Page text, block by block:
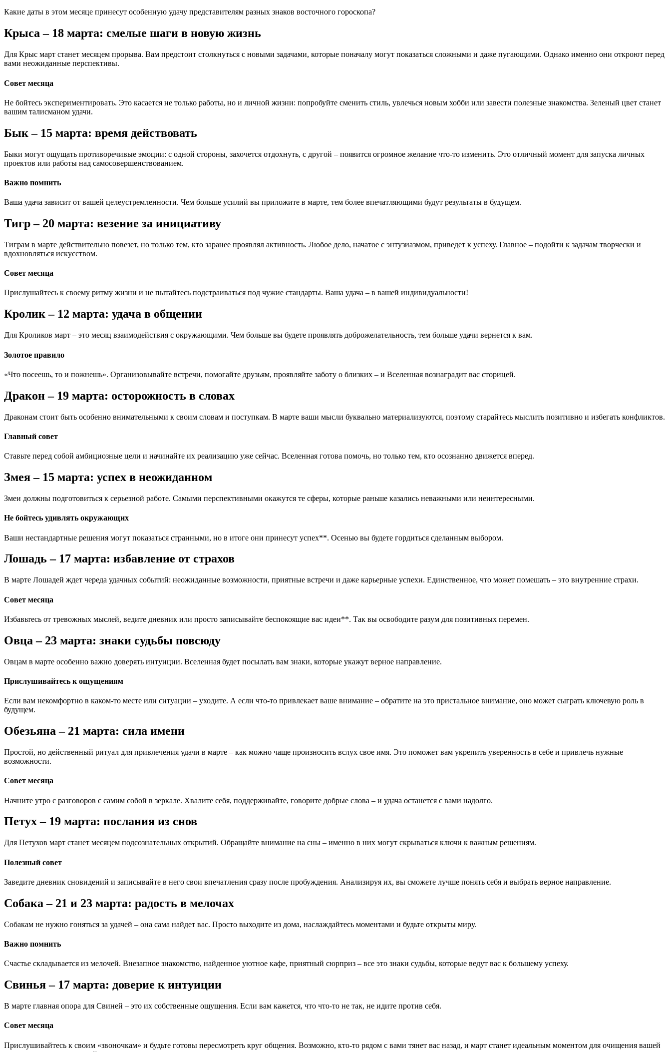
Какие даты в этом месяце принесут особенную удачу представителям разных знаков восточного гороскопа?
Крыса – 18 марта: смелые шаги в новую жизнь
Для Крыс март станет месяцем прорыва. Вам предстоит столкнуться с новыми задачами, которые поначалу могут показаться сложными и даже пугающими. Однако именно они откроют перед
вами неожиданные перспективы.
Совет месяца
Не бойтесь экспериментировать. Это касается не только работы, но и личной жизни: попробуйте сменить стиль, увлечься новым хобби или завести полезные знакомства. Зеленый цвет станет
вашим талисманом удачи.
Бык – 15 марта: время действовать
Быки могут ощущать противоречивые эмоции: с одной стороны, захочется отдохнуть, с другой – появится огромное желание что-то изменить. Это отличный момент для запуска личных
проектов или работы над самосовершенствованием.
Важно помнить
Ваша удача зависит от вашей целеустремленности. Чем больше усилий вы приложите в марте, тем более впечатляющими будут результаты в будущем.
Тигр – 20 марта: везение за инициативу
Тиграм в марте действительно повезет, но только тем, кто заранее проявлял активность. Любое дело, начатое с энтузиазмом, приведет к успеху. Главное – подойти к задачам творчески и
вдохновляться искусством.
Совет месяца
Прислушайтесь к своему ритму жизни и не пытайтесь подстраиваться под чужие стандарты. Ваша удача – в вашей индивидуальности!
Кролик – 12 марта: удача в общении
Для Кроликов март – это месяц взаимодействия с окружающими. Чем больше вы будете проявлять доброжелательность, тем больше удачи вернется к вам.
Золотое правило
«Что посеешь, то и пожнешь». Организовывайте встречи, помогайте друзьям, проявляйте заботу о близких – и Вселенная вознаградит вас сторицей.
Дракон – 19 марта: осторожность в словах
Драконам стоит быть особенно внимательными к своим словам и поступкам. В марте ваши мысли буквально материализуются, поэтому старайтесь мыслить позитивно и избегать конфликтов.
Главный совет
Ставьте перед собой амбициозные цели и начинайте их реализацию уже сейчас. Вселенная готова помочь, но только тем, кто осознанно движется вперед.
Змея – 15 марта: успех в неожиданном
Змеи должны подготовиться к серьезной работе. Самыми перспективными окажутся те сферы, которые раньше казались неважными или неинтересными.
Не бойтесь удивлять окружающих
Ваши нестандартные решения могут показаться странными, но в итоге они принесут успех**. Осенью вы будете гордиться сделанным выбором.
Лошадь – 17 марта: избавление от страхов
В марте Лошадей ждет череда удачных событий: неожиданные возможности, приятные встречи и даже карьерные успехи. Единственное, что может помешать – это внутренние страхи.
Совет месяца
Избавьтесь от тревожных мыслей, ведите дневник или просто записывайте беспокоящие вас идеи**. Так вы освободите разум для позитивных перемен.
Овца – 23 марта: знаки судьбы повсюду
Овцам в марте особенно важно доверять интуиции. Вселенная будет посылать вам знаки, которые укажут верное направление.
Прислушивайтесь к ощущениям
Если вам некомфортно в каком-то месте или ситуации – уходите. А если что-то привлекает ваше внимание – обратите на это пристальное внимание, оно может сыграть ключевую роль в
будущем.
Обезьяна – 21 марта: сила имени
Простой, но действенный ритуал для привлечения удачи в марте – как можно чаще произносить вслух свое имя. Это поможет вам укрепить уверенность в себе и привлечь нужные
возможности.
Совет месяца
Начните утро с разговоров с самим собой в зеркале. Хвалите себя, поддерживайте, говорите добрые слова – и удача останется с вами надолго.
Петух – 19 марта: послания из снов
Для Петухов март станет месяцем подсознательных открытий. Обращайте внимание на сны – именно в них могут скрываться ключи к важным решениям.
Полезный совет
Заведите дневник сновидений и записывайте в него свои впечатления сразу после пробуждения. Анализируя их, вы сможете лучше понять себя и выбрать верное направление.
Собака – 21 и 23 марта: радость в мелочах
Собакам не нужно гоняться за удачей – она сама найдет вас. Просто выходите из дома, наслаждайтесь моментами и будьте открыты миру.
Важно помнить
Счастье складывается из мелочей. Внезапное знакомство, найденное уютное кафе, приятный сюрприз – все это знаки судьбы, которые ведут вас к большему успеху.
Свинья – 17 марта: доверие к интуиции
В марте главная опора для Свиней – это их собственные ощущения. Если вам кажется, что что-то не так, не идите против себя.
Совет месяца
Прислушивайтесь к своим «звоночкам» и будьте готовы пересмотреть круг общения. Возможно, кто-то рядом с вами тянет вас назад, и март станет идеальным моментом для очищения вашей